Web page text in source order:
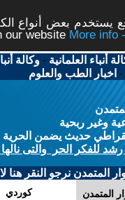
يستخدم بعض أنواع
our website
أنباء العلمانية -وكالة
- اخبار الطب والعلوم
وغير ربحية
حديث يضمن الحرية
للفكر الحر والتى
المتمدن نرجو النقر هنا
المتمدن كوردي